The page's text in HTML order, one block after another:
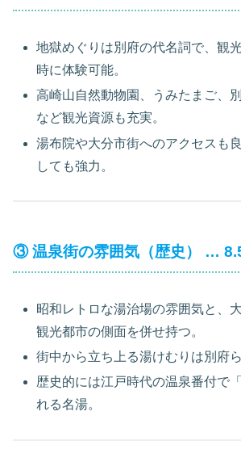
地獄めぐりは別府の代名詞で、観
時に体験可能。
高崎山自然動物園、うみたまご、
など観光資源も充実。
湯布院や大分市街へのアクセスも
しても強力。
③ 温泉街の雰囲気（歴史） …
昭和レトロな湯治場の雰囲気と、
観光都市の側面を併せ持つ。
街中から立ち上る湯けむりは別府
歴史的には江戸時代の温泉番付で
れる名湯。